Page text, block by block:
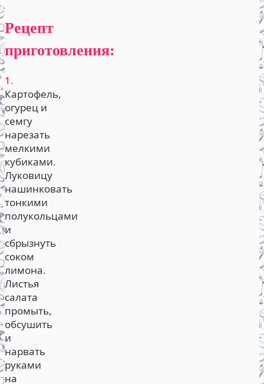
Рецепт
приготовления:
1.
Картофель,
огурец и
семгу
нарезать
мелкими
кубиками.
Луковицу
нашинковать
тонкими
полукольцами
и
сбрызнуть
соком
лимона.
Листья
салата
промыть,
обсушить
и
нарвать
руками
на